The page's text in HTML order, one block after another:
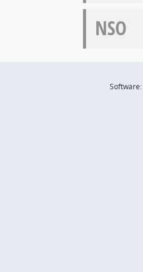
NSO
Software: